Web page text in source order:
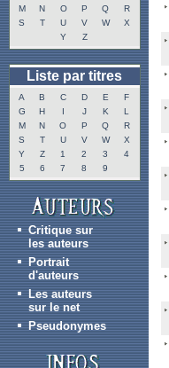
M
N O P Q
R
S
T U V W
X
Y
Z
Liste par titres
A B C D E
F
G
H I J K
L
M
N O P Q
R
S
T U V W
X
Y
Z 1 2 3
4
5
6 7 8 9
Critique sur
les auteurs
Portrait
d'auteurs
Les auteurs
sur le net
Pseudonymes